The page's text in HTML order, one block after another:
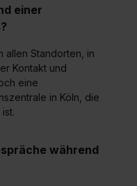
übermittelt werden.
später noch im
erteilen. Willst du nur
triff deine
klick auf „Auswahl
von Cookies
und „Social
USA (Art. 49 Abs. 1
über kein
einer
allen Standorten, in
Kontakt und
eine
in Köln, die
während